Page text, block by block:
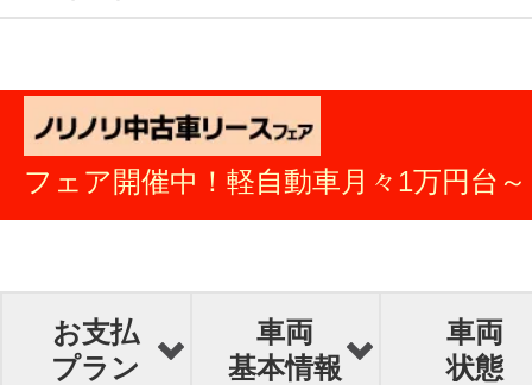
フェア開催中！軽自動車月々1万円台～
お支払
プラン
車両
基本情報
車両
状態